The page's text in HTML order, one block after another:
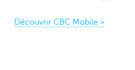
Découvrir CBC Mobile >